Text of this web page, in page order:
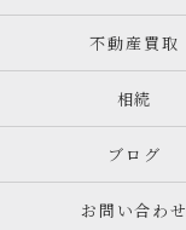
不動産買取
相続
ブログ
お問い合わせ